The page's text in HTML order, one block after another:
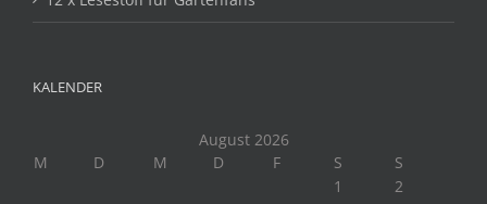
KALENDER
August 2026
M
D M D F S
S
1
2